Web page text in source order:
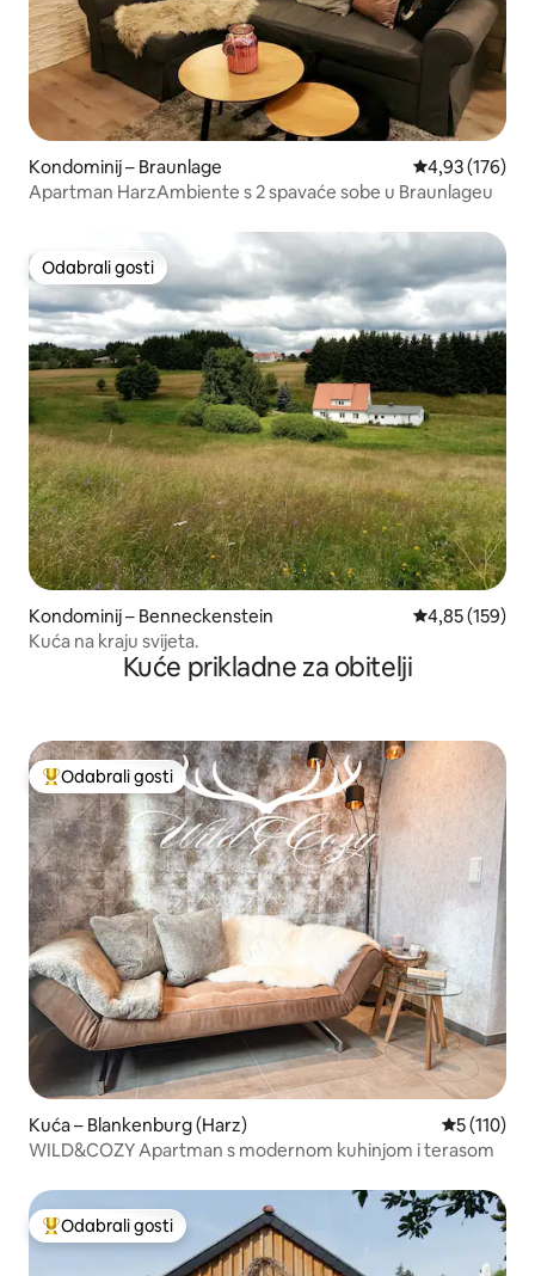
Kondominij – Braunlage Prosječna
4,93 (176)
Apartman HarzAmbiente s 2 spavaće sobe u Braunlageu
Odabrali gosti
Odabrali gosti
Kondominij – Benneckenstein Prosječna
4,85 (159)
Kuća na kraju svijeta.
Kuće prikladne za obitelji
Među najviše rangiranima s oznakom „Odabrali gosti”
Odabrali gosti
Kuća – Blankenburg (Harz) Prosječna
5 (110)
WILD&COZY Apartman s modernom kuhinjom i terasom
Među najviše rangiranima s oznakom „Odabrali gosti”
Odabrali gosti